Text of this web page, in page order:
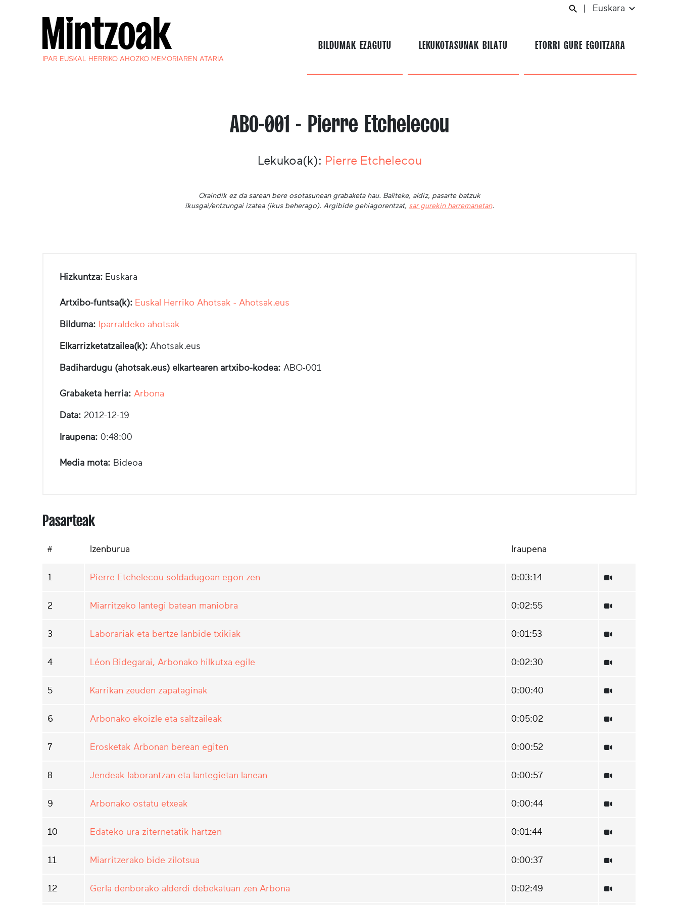
IPAR EUSKAL HERRIKO AHOZKO MEMORIAREN ATARIA
Euskara
BILDUMAK EZAGUTU LEKUKOTASUNAK BILATU ETORRI GURE EGOITZARA
ABO-001 - Pierre Etchelecou
Lekukoa(k): Pierre Etchelecou
Oraindik ez da sarean bere osotasunean grabaketa hau. Baliteke, aldiz, pasarte batzuk
ikusgai/entzungai izatea (ikus beherago). Argibide gehiagorentzat, sar gurekin harremanetan.
Hizkuntza: Euskara
Artxibo-funtsa(k): Euskal Herriko Ahotsak - Ahotsak.eus
Bilduma: Iparraldeko ahotsak
Elkarrizketatzailea(k): Ahotsak.eus
Badihardugu (ahotsak.eus) elkartearen artxibo-kodea: ABO-001
Grabaketa herria: Arbona
Data: 2012-12-19
Iraupena: 0:48:00
Media mota: Bideoa
Pasarteak
# Izenburua Iraupena
1 Pierre Etchelecou soldadugoan egon zen 0:03:14
2 Miarritzeko lantegi batean maniobra 0:02:55
3 Laborariak eta bertze lanbide txikiak 0:01:53
4 Léon Bidegarai, Arbonako hilkutxa egile 0:02:30
5 Karrikan zeuden zapataginak 0:00:40
6 Arbonako ekoizle eta saltzaileak 0:05:02
7 Erosketak Arbonan berean egiten 0:00:52
8 Jendeak laborantzan eta lantegietan lanean 0:00:57
9 Arbonako ostatu etxeak 0:00:44
10 Edateko ura ziternetatik hartzen 0:01:44
11 Miarritzerako bide zilotsua 0:00:37
12 Gerla denborako alderdi debekatuan zen Arbona 0:02:49